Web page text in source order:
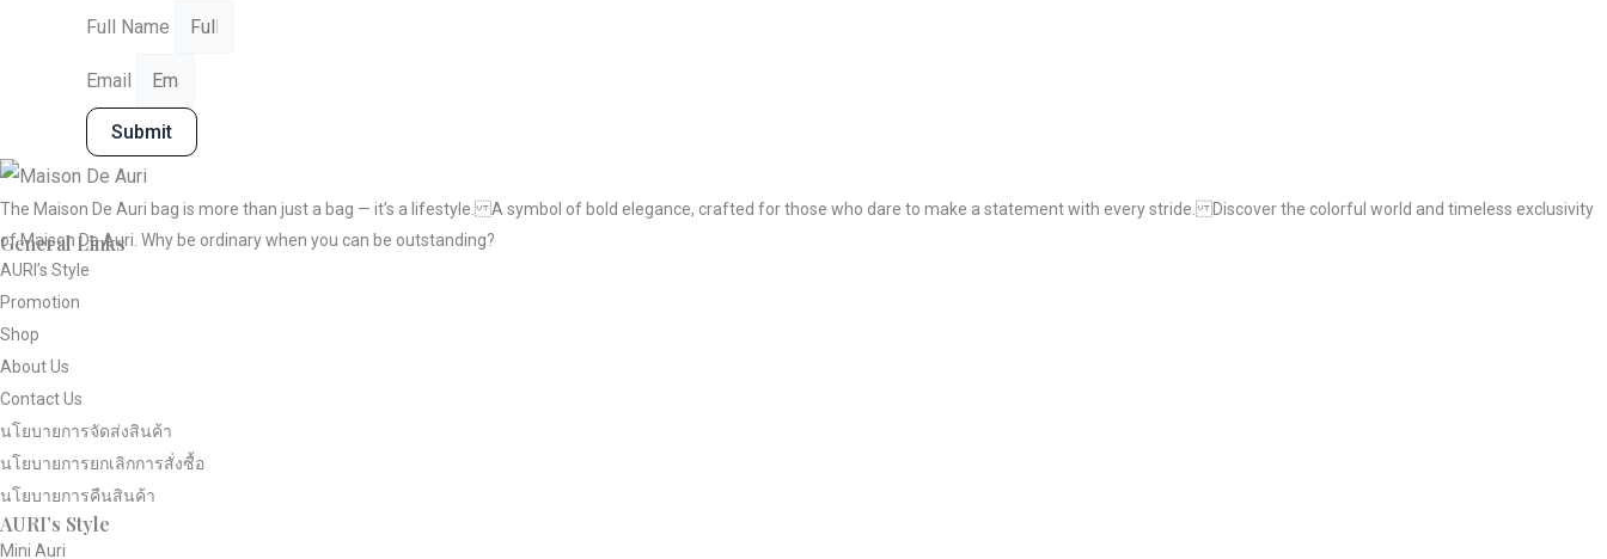
Full Name
Email
Submit
The Maison De Auri bag is more than just a bag — it’s a lifestyle. A symbol of bold elegance, crafted for those who dare to make a statement with every stride. Discover the colorful world and timeless exclusivity
of Maison De Auri. Why be ordinary when you can be outstanding?
General Links
AURI’s Style
Promotion
Shop
About Us
Contact Us
นโยบายการจัดส่งสินค้า
นโยบายการยกเลิกการสั่งซื้อ
นโยบายการคืนสินค้า
AURI’s Style
Mini Auri